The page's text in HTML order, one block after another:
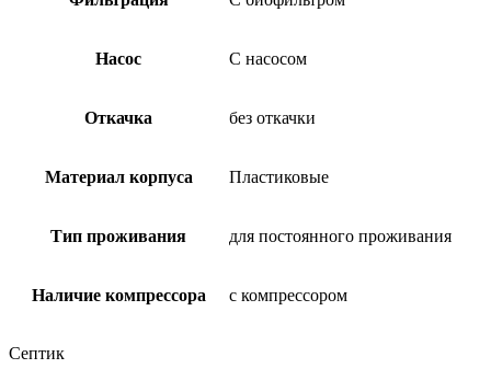
Насос С насосом
Откачка без откачки
Материал корпуса Пластиковые
Тип проживания для постоянного проживания
Наличие компрессора с компрессором
Септик